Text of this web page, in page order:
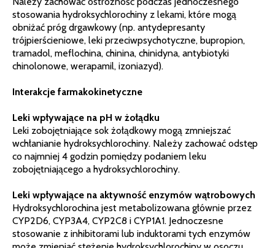
stosowania hydroksychlorochiny z lekami, które mogą
obniżać próg drgawkowy (np. antydepresanty
trójpierścieniowe, leki przeciwpsychotyczne, bupropion,
tramadol, meflochina, chinina, chinidyna, antybiotyki
chinolonowe, werapamil, izoniazyd).
Interakcje farmakokinetyczne
Leki wpływające na pH w żołądku
Leki zobojętniające sok żołądkowy mogą zmniejszać
wchłanianie hydroksychlorochiny. Należy zachować odstęp
co najmniej 4 godzin pomiędzy podaniem leku
zobojętniającego a hydroksychlorochiny.
Leki wpływające na aktywność enzymów wątrobowych
Hydroksychlorochina jest metabolizowana głównie przez
CYP2D6, CYP3A4, CYP2C8 i CYP1A1. Jednoczesne
stosowanie z inhibitorami lub induktorami tych enzymów